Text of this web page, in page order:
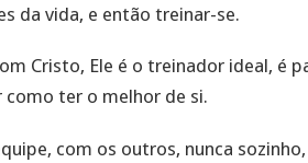
da vida, e então treinar-se.
Cristo, Ele é o treinador ideal, é
como ter o melhor de si.
com os outros, nunca sozinho,